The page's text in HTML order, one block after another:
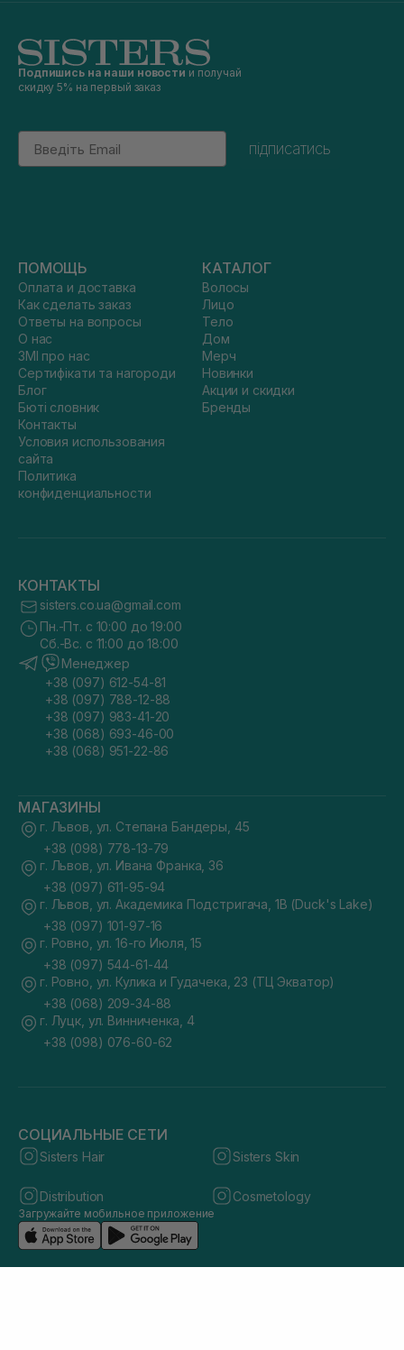
Подпишись на наши новости и получай
скидку 5% на первый заказ
Email
підписатись
ПОМОЩЬ
Оплата и доставка
Как сделать заказ
Ответы на вопросы
О нас
ЗМІ про нас
Сертифікати та нагороди
Блог
Бюті словник
Контакты
Условия использования
сайта
Политика
конфиденциальности
КАТАЛОГ
Волосы
Лицо
Тело
Дом
Мерч
Новинки
Акции и скидки
Бренды
КОНТАКТЫ
sisters.co.ua@gmail.com
Пн.-Пт. с 10:00 до 19:00
Сб.-Вс. с 11:00 до 18:00
Менеджер
+38 (097) 612-54-81
+38 (097) 788-12-88
+38 (097) 983-41-20
+38 (068) 693-46-00
+38 (068) 951-22-86
МАГАЗИНЫ
г. Львов, ул. Степана Бандеры, 45
+38 (098) 778-13-79
г. Львов, ул. Ивана Франка, 36
+38 (097) 611-95-94
г. Львов, ул. Академика Подстригача, 1В (Duck's Lake)
+38 (097) 101-97-16
г. Ровно, ул. 16-го Июля, 15
+38 (097) 544-61-44
г. Ровно, ул. Кулика и Гудачека, 23 (ТЦ Экватор)
+38 (068) 209-34-88
г. Луцк, ул. Винниченка, 4
+38 (098) 076-60-62
СОЦИАЛЬНЫЕ СЕТИ
Sisters Hair Sisters Skin
Distribution Cosmetology
Загружайте мобильное приложение